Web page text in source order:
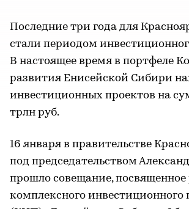
Последние три года для
стали периодом
В настоящее время в портфеле
развития Енисейской Сибири
инвестиционных проектов на
трлн руб.
16 января в правительстве
под председательством
прошло совещание, посвященное
комплексного инвестиционного